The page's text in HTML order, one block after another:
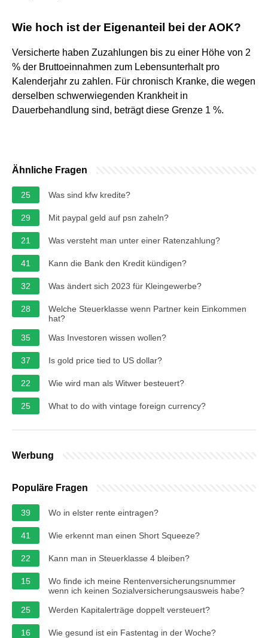
Wie hoch ist der Eigenanteil bei der AOK?
Versicherte haben Zuzahlungen bis zu einer Höhe von 2
% der Bruttoeinnahmen zum Lebensunterhalt pro
Kalenderjahr zu zahlen. Für chronisch Kranke, die wegen
derselben schwerwiegenden Krankheit in
Dauerbehandlung sind, beträgt diese Grenze 1 %.
Ähnliche Fragen
25 Was sind kfw kredite?
29 Mit paypal geld auf psn zaheln?
21 Was versteht man unter einer Ratenzahlung?
41 Kann die Bank den Kredit kündigen?
32 Was ändert sich 2023 für Kleingewerbe?
28
Welche Steuerklasse wenn Partner kein Einkommen
hat?
35
Was Investoren wissen wollen?
37 Is gold price tied to US dollar?
22 Wie wird man als Witwer besteuert?
25 What to do with vintage foreign currency?
Werbung
Populäre Fragen
39 Wo in elster rente eintragen?
41 Wie erkennt man einen Short Squeeze?
22 Kann man in Steuerklasse 4 bleiben?
15
Wo finde ich meine Rentenversicherungsnummer
wenn ich keinen Sozialversicherungsausweis habe?
25
Werden Kapitalerträge doppelt versteuert?
16 Wie gesund ist ein Fastentag in der Woche?